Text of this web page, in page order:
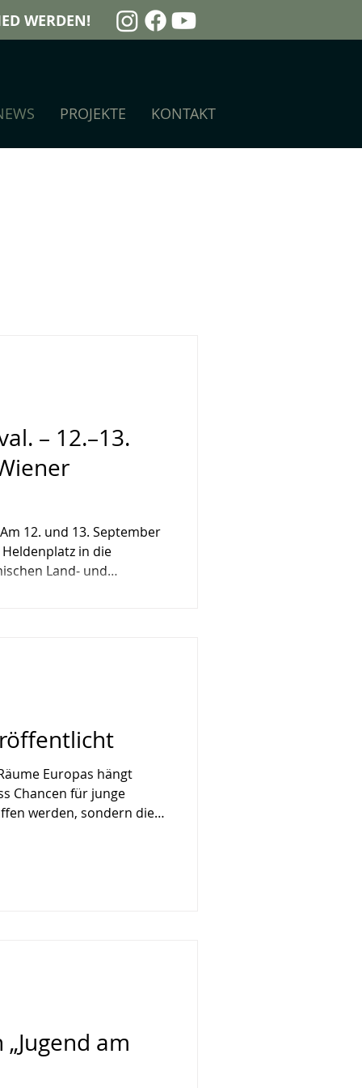
WERDEN!
PROJEKTE KONTAKT
– 12.–13.
12. und 13. September
in die
Land- und
der
ist frei. Musik, die
bis Brasspop
Europas hängt
Chancen für junge
werden, sondern diese
am